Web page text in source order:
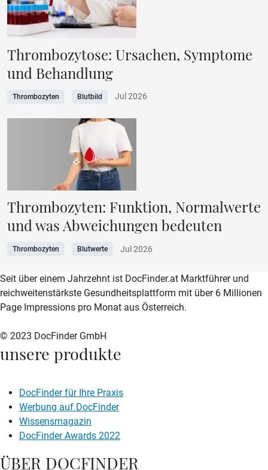
Thrombozytose: Ursachen, Symptome
und Behandlung
Thrombozyten Blutbild Jul 2026
Thrombozyten: Funktion, Normalwerte
und was Abweichungen bedeuten
Thrombozyten Blutwerte Jul 2026
zur DocFinder-Startseite
logo icon
Seit über einem Jahrzehnt ist DocFinder.at Marktführer und
reichweitenstärkste Gesundheitsplattform mit über 6 Millionen
Page Impressions pro Monat aus Österreich.
© 2023 DocFinder GmbH
unsere produkte
DocFinder für Ihre Praxis
Werbung auf DocFinder
Wissensmagazin
DocFinder Awards 2022
ÜBER DOCFINDER